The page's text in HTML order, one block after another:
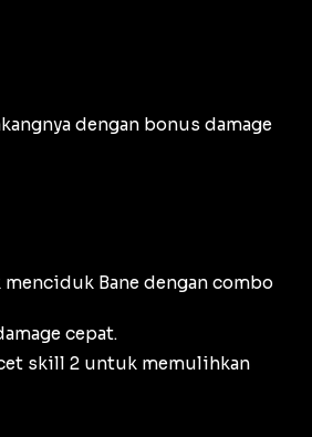
dengan bonus damage
Bane dengan combo
cepat.
skill 2 untuk memulihkan